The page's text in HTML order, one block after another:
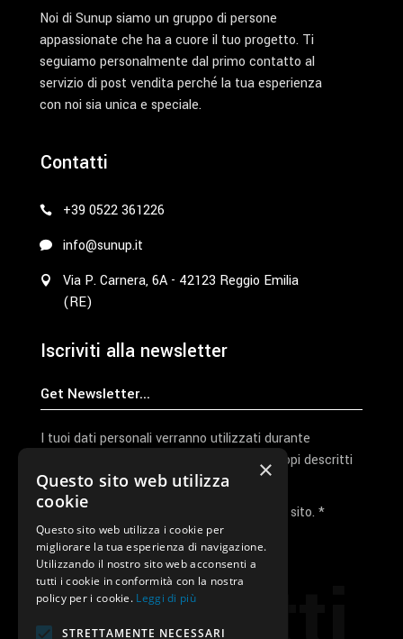
Noi di Sunup siamo un gruppo di persone
appassionate che ha a cuore il tuo progetto. Ti
seguiamo personalmente dal primo contatto al
servizio di post vendita perché la tua esperienza
con noi sia unica e speciale.
Contatti
+39 0522 361226
info@sunup.it
Via P. Carnera, 6A - 42123 Reggio Emilia
(RE)
Iscriviti alla newsletter
I tuoi dati personali verranno utilizzati durante
l'elaborazione della richiesta e per altri scopi descritti
nella nostraprivacy policy
Ho letto e accetto la privacy policy del sito. *
Invia I Dati
×
Questo sito web utilizza
cookie
Questo sito web utilizza i cookie per
migliorare la tua esperienza di navigazione.
Utilizzando il nostro sito web acconsenti a
tutti i cookie in conformità con la nostra
policy per i cookie. Leggi di più
STRETTAMENTE NECESSARI